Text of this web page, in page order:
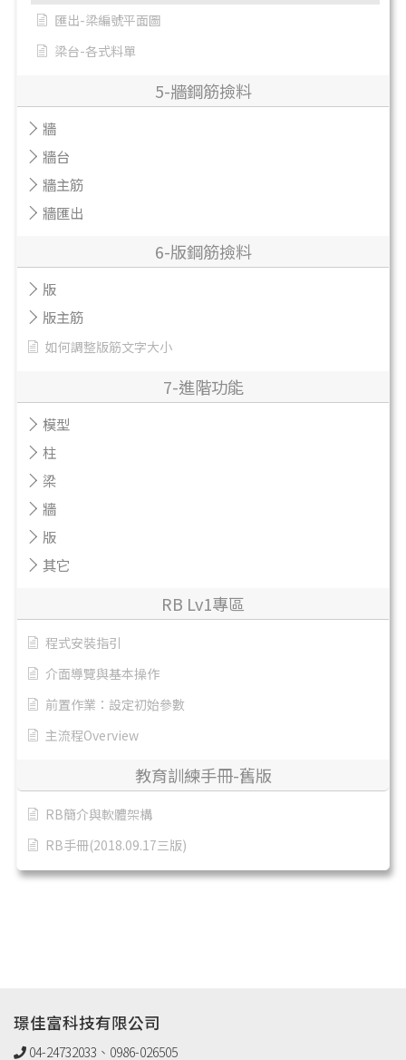
匯出-梁編號平面圖
梁台-各式料單
5-牆鋼筋撿料
牆
牆台
牆主筋
牆匯出
6-版鋼筋撿料
版
版主筋
如何調整版筋文字大小
7-進階功能
模型
柱
梁
牆
版
其它
RB Lv1專區
程式安裝指引
介面導覽與基本操作
前置作業：設定初始參數
主流程Overview
教育訓練手冊-舊版
RB簡介與軟體架構
RB手冊(2018.09.17三版)
璟佳富科技有限公司
04-24732033、0986-026505